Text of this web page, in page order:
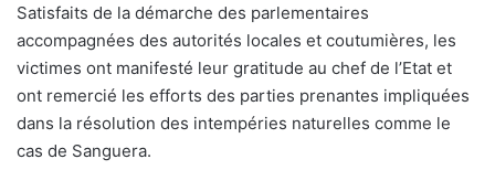
Satisfaits de la démarche des parlementaires
accompagnées des autorités locales et coutumières, les
victimes ont manifesté leur gratitude au chef de l’Etat et
ont remercié les efforts des parties prenantes impliquées
dans la résolution des intempéries naturelles comme le
cas de Sanguera.